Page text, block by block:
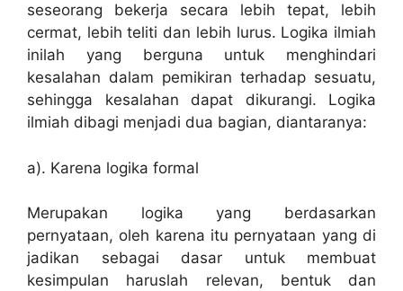
seseorang bekerja secara lebih tepat, lebih
cermat, lebih teliti dan lebih lurus. Logika ilmiah
inilah yang berguna untuk menghindari
kesalahan dalam pemikiran terhadap sesuatu,
sehingga kesalahan dapat dikurangi. Logika
ilmiah dibagi menjadi dua bagian, diantaranya:
a). Karena logika formal
Merupakan logika yang berdasarkan
pernyataan, oleh karena itu pernyataan yang di
jadikan sebagai dasar untuk membuat
kesimpulan haruslah relevan, bentuk dan